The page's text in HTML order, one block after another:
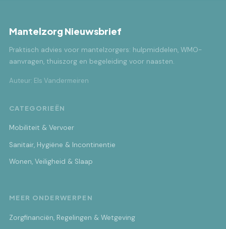
Mantelzorg Nieuwsbrief
Praktisch advies voor mantelzorgers: hulpmiddelen, WMO-
aanvragen, thuiszorg en begeleiding voor naasten.
Auteur: Els Vandermeiren
CATEGORIEËN
Mobiliteit & Vervoer
Sanitair, Hygiëne & Incontinentie
Wonen, Veiligheid & Slaap
MEER ONDERWERPEN
Zorgfinanciën, Regelingen & Wetgeving